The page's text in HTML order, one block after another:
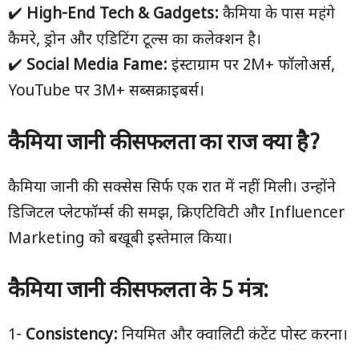
✔️ High-End Tech & Gadgets: कैमिया के पास महंगे
कैमरे, ड्रोन और एडिटिंग टूल्स का कलेक्शन है।
✔️ Social Media Fame: इंस्टाग्राम पर 2M+ फॉलोअर्स,
YouTube पर 3M+ सब्सक्राइबर्स।
कैमिया जानी की सफलता का राज क्या है?
कैमिया जानी की सक्सेस सिर्फ एक रात में नहीं मिली। उन्होंने
डिजिटल प्लेटफॉर्म्स की समझ, क्रिएटिविटी और Influencer
Marketing को बखूबी इस्तेमाल किया।
कैमिया जानी की सफलता के 5मंत्र:
1️- Consistency: नियमित और क्वालिटी कंटेंट पोस्ट करना।